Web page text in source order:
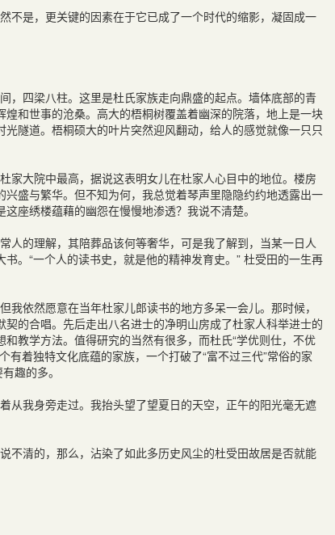
不是，更关键的因素在于它已成了一个时代的缩影，凝固成一
，四梁八柱。这里是杜氏家族走向鼎盛的起点。墙体底部的青
和世事的沧桑。高大的梧桐树覆盖着幽深的院落，地上是一块
隧道。梧桐硕大的叶片突然迎风翻动，给人的感觉就像一只只
家大院中最高，据说这表明女儿在杜家人心目中的地位。楼房
盛与繁华。但不知为何，我总觉着琴声里隐隐约约地透露出一
座绣楼蕴藉的幽怨在慢慢地渗透？我说不清楚。
人的理解，其陪葬品该何等奢华，可是我了解到，当某一日人
。“一个人的读书史，就是他的精神发育史。” 杜受田的一生再
依然愿意在当年杜家儿郎读书的地方多呆一会儿。那时候，
的合唱。先后走出八名进士的净明山房成了杜家人科举进士的
教学方法。值得研究的当然有很多，而杜氏“学优则仕，不优
着独特文化底蕴的家族，一个打破了“富不过三代”常俗的家
趣的多。
从我身旁走过。我抬头望了望夏日的天空，正午的阳光毫无遮
不清的，那么，沾染了如此多历史风尘的杜受田故居是否就能